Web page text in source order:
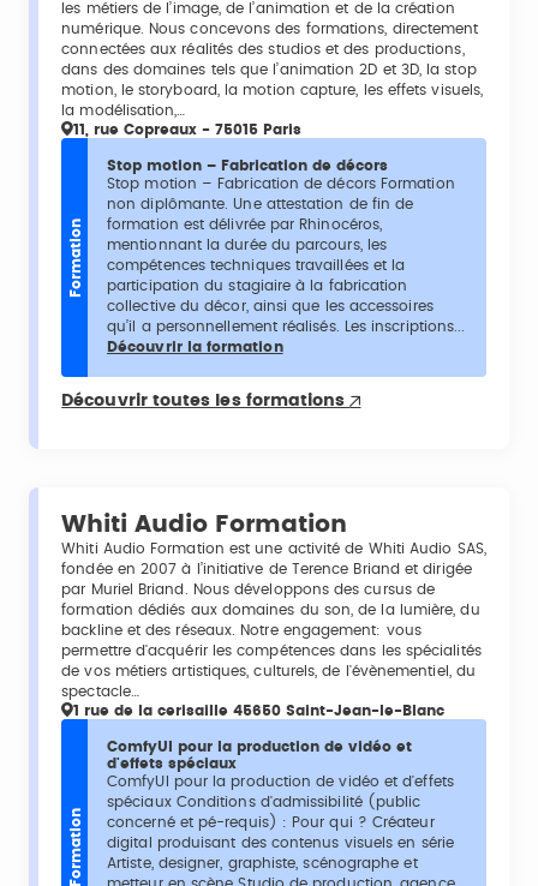
les métiers de l’image, de l’animation et de la création
numérique. Nous concevons des formations, directement
connectées aux réalités des studios et des productions,
dans des domaines tels que l’animation 2D et 3D, la stop
motion, le storyboard, la motion capture, les effets visuels,
la modélisation,…
11, rue Copreaux - 75015 Paris
Formation
Stop motion – Fabrication de décors
Stop motion – Fabrication de décors Formation
non diplômante. Une attestation de fin de
formation est délivrée par Rhinocéros,
mentionnant la durée du parcours, les
compétences techniques travaillées et la
participation du stagiaire à la fabrication
collective du décor, ainsi que les accessoires
qu’il a personnellement réalisés. Les inscriptions...
Découvrir la formation
Découvrir toutes les formations
Whiti Audio Formation
Whiti Audio Formation est une activité de Whiti Audio SAS,
fondée en 2007 à l’initiative de Terence Briand et dirigée
par Muriel Briand.‍ Nous développons des cursus de
formation dédiés aux domaines du son, de la lumière, du
backline et des réseaux. Notre engagement: vous
permettre d'acquérir les compétences dans les spécialités
de vos métiers artistiques, culturels, de l'évènementiel, du
spectacle…
1 rue de la cerisaille 45650 Saint-Jean-le-Blanc
Formation
ComfyUI pour la production de vidéo et
d'effets spéciaux
ComfyUI pour la production de vidéo et d'effets
spéciaux Conditions d'admissibilité (public
concerné et pé-requis) : Pour qui ? Créateur
digital produisant des contenus visuels en série
Artiste, designer, graphiste, scénographe et